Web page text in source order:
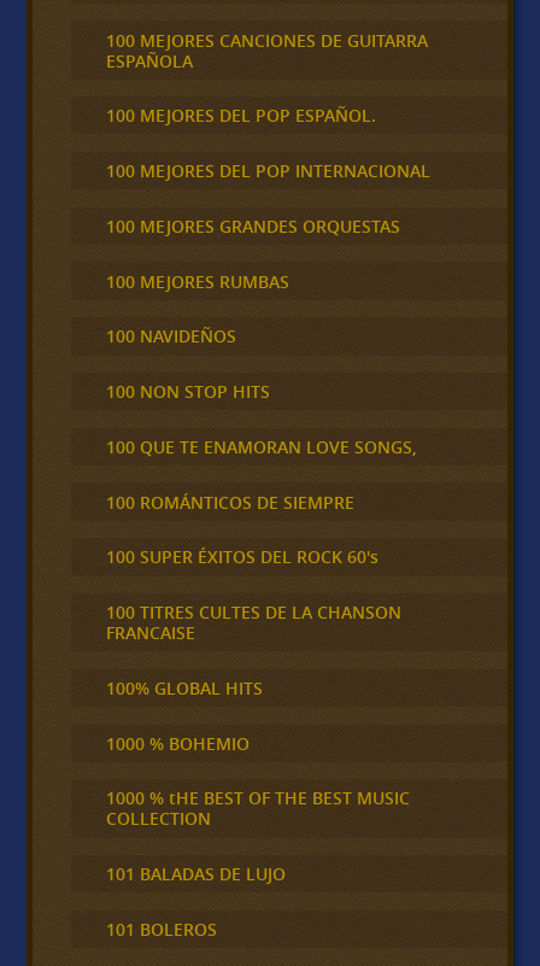
100 MEJORES CANCIONES DE GUITARRA
ESPAÑOLA
100 MEJORES DEL POP ESPAÑOL.
100 MEJORES DEL POP INTERNACIONAL
100 MEJORES GRANDES ORQUESTAS
100 MEJORES RUMBAS
100 NAVIDEÑOS
100 NON STOP HITS
100 QUE TE ENAMORAN LOVE SONGS,
100 ROMÁNTICOS DE SIEMPRE
100 SUPER ÉXITOS DEL ROCK 60's
100 TITRES CULTES DE LA CHANSON
FRANCAISE
100% GLOBAL HITS
1000 % BOHEMIO
1000 % tHE BEST OF THE BEST MUSIC
COLLECTION
101 BALADAS DE LUJO
101 BOLEROS